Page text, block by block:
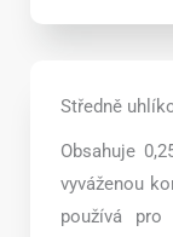
Středně
Obsahuje
vyváženou
používá